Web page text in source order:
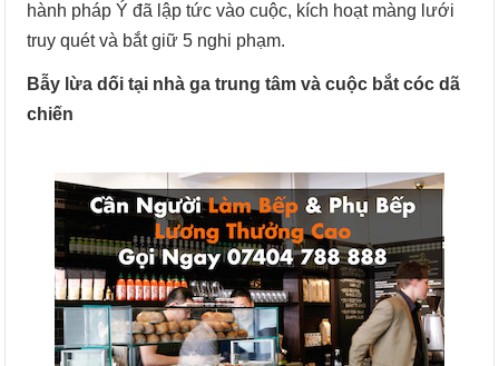
hành pháp Ý đã lập tức vào cuộc, kích hoạt màng lưới
truy quét và bắt giữ 5 nghi phạm.
Bẫy lừa dối tại nhà ga trung tâm và cuộc bắt cóc dã
chiến